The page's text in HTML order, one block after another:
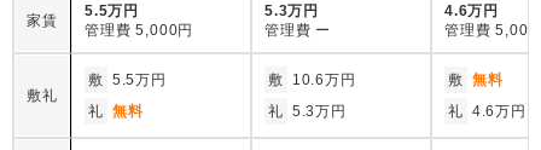
家賃
5.5万円
管理費 5,000円
5.3万円
管理費 ー
4.6万円
管理費 5,000
敷礼
敷 5.5万円
礼 無料
敷
10.6万円
礼 5.3万円
敷 無料
礼 4.6万円